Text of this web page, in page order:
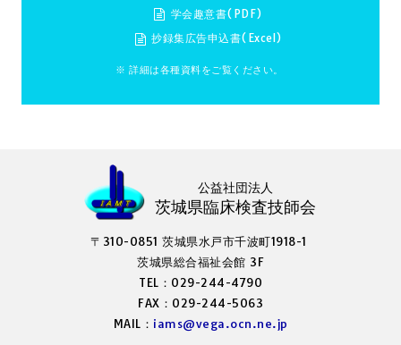
学会趣意書(PDF)
抄録集広告申込書(Excel)
※ 詳細は各種資料をご覧ください。
公益社団法人
茨城県臨床検査技師会
〒310-0851 茨城県水戸市千波町1918-1
茨城県総合福祉会館 3F
TEL：029-244-4790
FAX：029-244-5063
MAIL： iams@vega.ocn.ne.jp